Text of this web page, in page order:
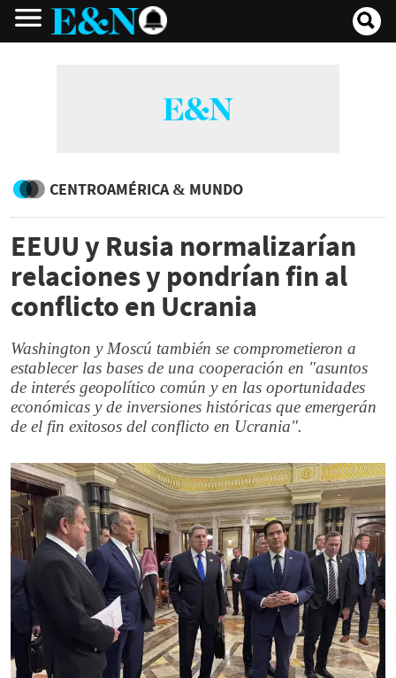
CENTROAMÉRICA & MUNDO
EEUU y Rusia normalizarían
relaciones y pondrían fin al
conflicto en Ucrania
Washington y Moscú también se comprometieron a
establecer las bases de una cooperación en "asuntos
de interés geopolítico común y en las oportunidades
económicas y de inversiones históricas que emergerán
de el fin exitosos del conflicto en Ucrania".